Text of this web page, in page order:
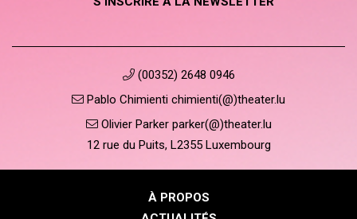
(00352) 2648 0946
Pablo Chimienti chimienti(@)theater.lu
Olivier Parker parker(@)theater.lu
12 rue du Puits, L2355 Luxembourg
À PROPOS